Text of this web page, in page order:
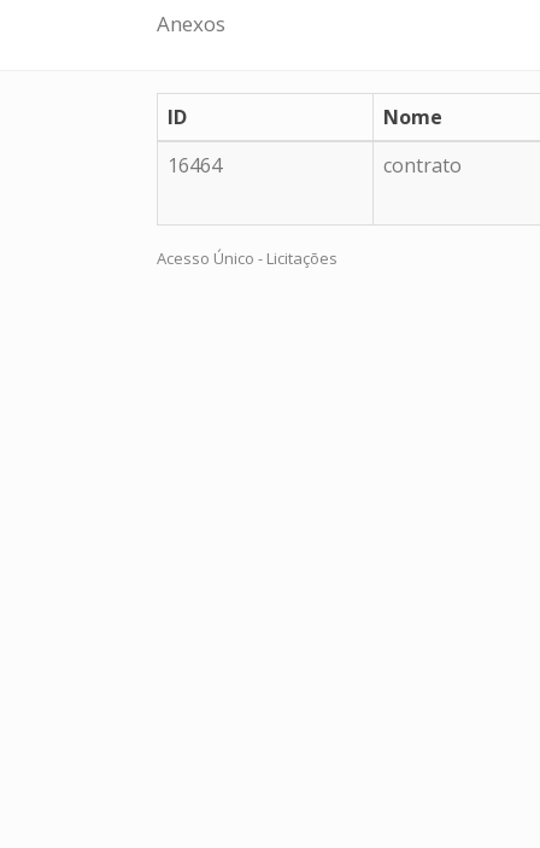
Anexos
ID
Nome
16464
contrato
Acesso Único - Licitações